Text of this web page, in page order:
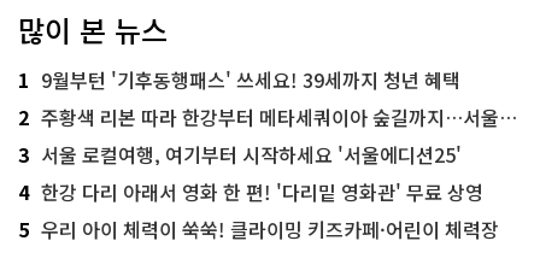
많이 본 뉴스
1 9월부턴 '기후동행패스' 쓰세요! 39세까지 청년 혜택
2 주황색 리본 따라 한강부터 메타세쿼이아 숲길까지…서울둘레길 15코스
3 서울 로컬여행, 여기부터 시작하세요 '서울에디션25'
4 한강 다리 아래서 영화 한 편! '다리밑 영화관' 무료 상영
5 우리 아이 체력이 쑥쑥! 클라이밍 키즈카페·어린이 체력장